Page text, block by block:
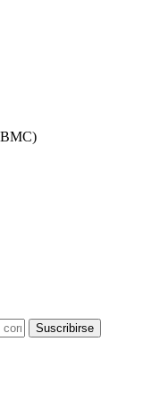
Suscribirse